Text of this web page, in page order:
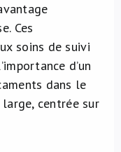
Ces
soins de suivi
d’un
dans le
large, centrée sur